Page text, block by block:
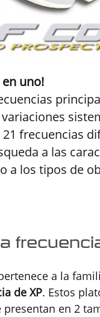
uno!
variaciones
frecuencias
a las
a los tipos de
a la
de XP. Estos
en 2